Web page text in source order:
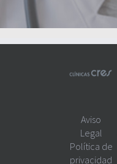
Aviso
Legal
Política de
privacidad